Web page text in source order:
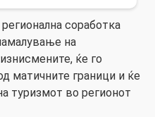
соработка
на
ќе го
матичните граници и ќе
туризмот во регионот